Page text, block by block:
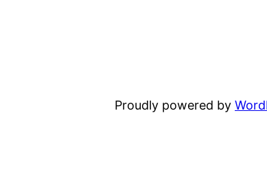
Proudly powered by